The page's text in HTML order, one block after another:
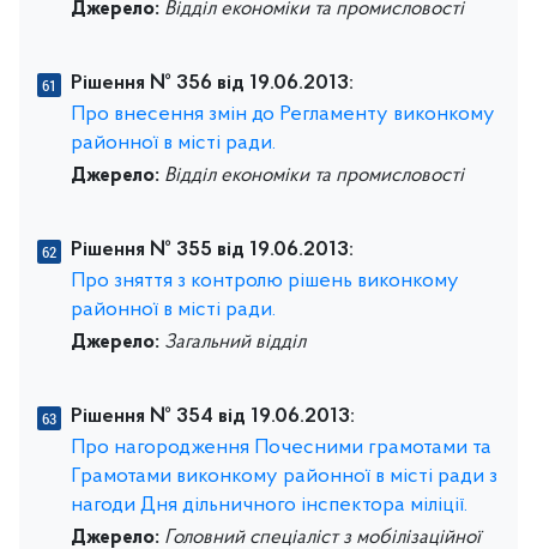
Джерело: Відділ економіки та промисловості
Рішення № 356 від 19.06.2013:
Про внесення змін до Регламенту виконкому
районної в місті ради.
Джерело: Відділ економіки та промисловості
Рішення № 355 від 19.06.2013:
Про зняття з контролю рішень виконкому
районної в місті ради.
Джерело: Загальний відділ
Рішення № 354 від 19.06.2013:
Про нагородження Почесними грамотами та
Грамотами виконкому районної в місті ради з
нагоди Дня дільничного інспектора міліції.
Джерело: Головний спеціаліст з мобілізаційної